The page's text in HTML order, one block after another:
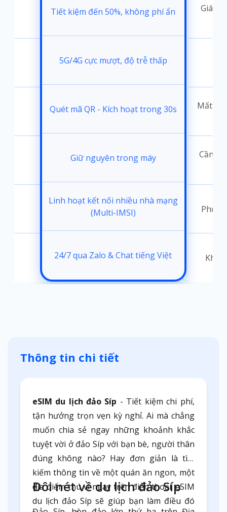
Giá
Mất
Cần
Phụ
Tiết kiệm đến 50%, không phí ẩn
5G/4G cực mượt, độ trễ thấp
Quét mã QR - Kích hoạt trong 30s
Giữ nguyên trong máy
Linh hoạt kết nối nhiều nhà mạng
(Multi-IMSI)
24/7 qua Zalo & Chat tiếng Việt
Thông tin chi tiết
eSIM du lịch đảo Síp - Tiết kiệm chi phí,
tận hưởng trọn vẹn kỳ nghỉ. Ai mà chẳng
muốn chia sẻ ngay những khoảnh khắc
tuyệt vời ở đảo Síp với bạn bè, người thân
đúng không nào? Hay đơn giản là tìm
kiếm thông tin về một quán ăn ngon, một
địa điểm thú vị ngay trên điện thoại. eSIM
du lịch đảo Síp sẽ giúp bạn làm điều đó
Đôi nét về du lịch đảo Síp